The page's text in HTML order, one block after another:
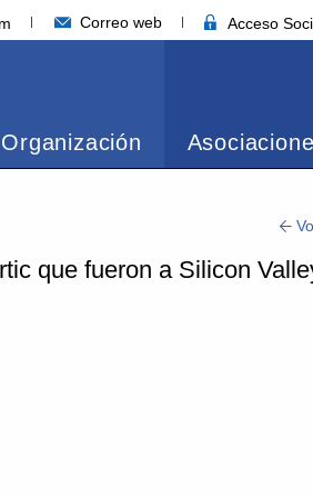
Correo web Acceso
Organización
que fueron a Silicon